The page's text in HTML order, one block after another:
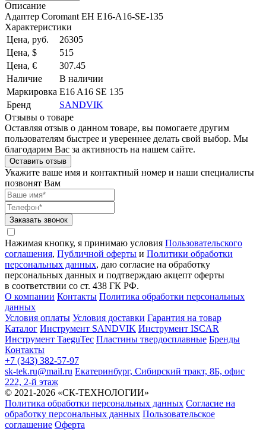
Описание
Адаптер Coromant EH E16-A16-SE-135
Характеристики
Цена, руб.
26305
Цена, $
515
Цена, €
307.45
Наличие
В наличии
Маркировка E16 A16 SE 135
Бренд
SANDVIK
Отзывы о товаре
Оставляя отзыв о данном товаре, вы помогаете другим
пользователям быстрее и увереннее делать свой выбор. Мы
благодарим Вас за активность на нашем сайте.
Оставить отзыв
Укажите ваше имя и контактный номер и наши специалисты
позвонят Вам
Заказать звонок
Нажимая кнопку, я принимаю условия Пользовательского
соглашения, Публичной оферты и Политики обработки
персональных данных, даю согласие на обработку
персональных данных и подтверждаю акцепт оферты
в соответствии со ст. 438 ГК РФ.
О компании Контакты Политика обработки персональных
данных
Условия оплаты Условия доставки Гарантия на товар
Каталог Инструмент SANDVIK Инструмент ISCAR
Инструмент TaeguTec Пластины твердосплавные Бренды
Контакты
+7 (343) 382-57-97
sk-tek.ru@mail.ru Екатеринбург, Сибирский тракт, 8Б, офис
222, 2-й этаж
© 2021-2026 «СК-ТЕХНОЛОГИИ»
Политика обработки персональных данных Согласие на
обработку персональных данных Пользовательское
соглашение Оферта